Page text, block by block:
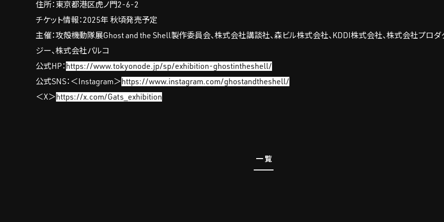
住所：東京都港区虎ノ門2-6-2
チケット情報：2025年 秋頃発売予定
主催：攻殻機動隊展Ghost and the Shell製作委員会、株式会社講談社、森ビル株式会社、KDDI株式会社、株式会社プロダ
ジー、株式会社パルコ
公式HP：https://www.tokyonode.jp/sp/exhibition-ghostintheshell/
公式SNS：＜Instagram＞https://www.instagram.com/ghostandtheshell/
＜X＞https://x.com/Gats_exhibition
一覧